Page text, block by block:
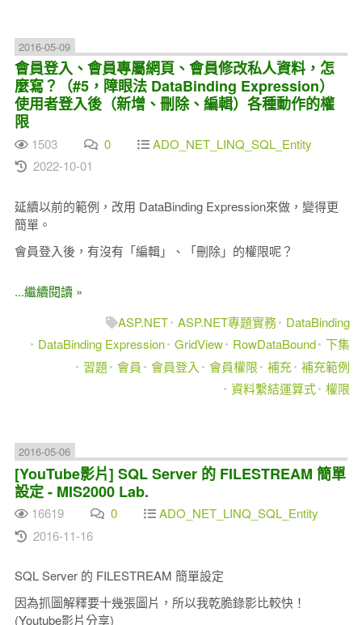
2016-05-09
會員登入、會員專屬網頁、會員修改私人資料，怎
麼寫？（#5，障眼法 DataBinding Expression）
使用者登入後（新增、刪除、編輯）各種動作的權
限
1503 0
ADO_NET_LINQ_SQL_Entity
2022-10-01
延續以前的範例，改用 DataBinding Expression來做，變得更
簡單。
會員登入後，有沒有「編輯」、「刪除」的權限呢？
...繼續閱讀 »
ASP.NET ASP.NET專題實務
DataBinding
DataBinding Expression GridView RowDataBound 下集
習題 會員 會員登入 會員權限 補充 補充範例
資料繫結運算式 權限
2016-05-06
[YouTube影片] SQL Server 的 FILESTREAM 簡單
設定 - MIS2000 Lab.
16619 0
ADO_NET_LINQ_SQL_Entity
2016-11-16
SQL Server 的 FILESTREAM 簡單設定
因為抓圖解釋要十幾張圖片，所以我乾脆錄影比較快！
(Youtube影片分享)